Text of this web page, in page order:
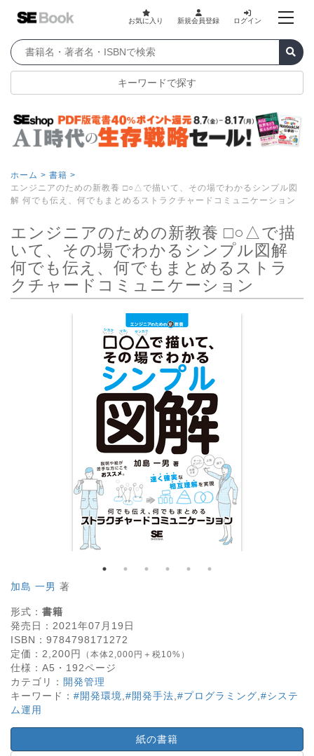
お気に入り 新規会員登録 ログイン
キーワードで探す
ホーム > 書籍 >
エンジニアのための新教養 □○△で描いて、その場でわかるシンプル図
解 何でも伝え、何でもまとめるストラクチャードコミュニケーション
エンジニアのための新教養 □○△で描
いて、その場でわかるシンプル図解
何でも伝え、何でもまとめるストラ
クチャードコミュニケーション
加島 一男 著
形式： 書籍
発売日： 2021年07月19日
ISBN： 9784798171272
定価： 2,200円 （本体2,000円＋税10%）
仕様： A5・ 192ページ
カテゴリ： 開発管理
キーワード： #開発環境 #開発手法 #プログラミング #システ
ム運用
紙の書籍